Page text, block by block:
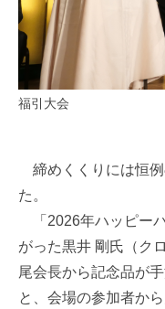
福引大会
締めくくりには恒例
た。
「2026年ハッピー
がった黒井 剛氏（ク
尾会長から記念品が
と、会場の参加者か